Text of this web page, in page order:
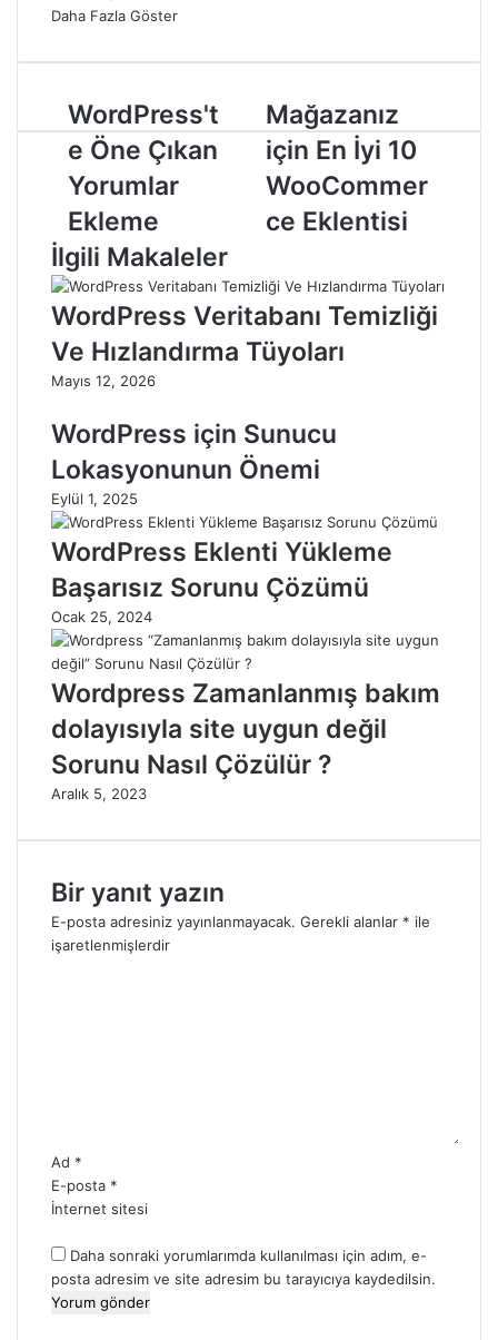
Daha Fazla Göster
WordPress't
e Öne Çıkan
Yorumlar
Ekleme
Mağazanız
için En İyi 10
WooCommer
ce Eklentisi
İlgili Makaleler
WordPress Veritabanı Temizliği
Ve Hızlandırma Tüyoları
Mayıs 12, 2026
WordPress için Sunucu
Lokasyonunun Önemi
Eylül 1, 2025
WordPress Eklenti Yükleme
Başarısız Sorunu Çözümü
Ocak 25, 2024
Wordpress Zamanlanmış bakım
dolayısıyla site uygun değil
Sorunu Nasıl Çözülür ?
Aralık 5, 2023
Bir yanıt yazın
E-posta adresiniz yayınlanmayacak. Gerekli alanlar * ile
işaretlenmişlerdir
Ad *
E-posta *
İnternet sitesi
Daha sonraki yorumlarımda kullanılması için adım, e-
posta adresim ve site adresim bu tarayıcıya kaydedilsin.